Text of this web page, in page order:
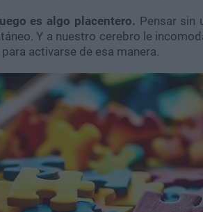
es algo placentero. Pensar sin
Y a nuestro cerebro le
activarse de esa manera.